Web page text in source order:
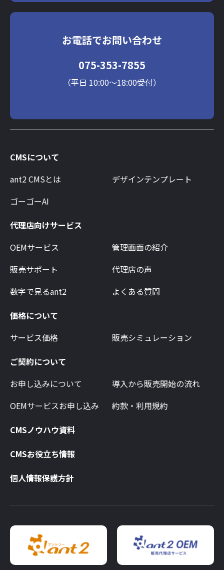
お電話でお問い合わせ
075-353-7855
（平日 10:00～18:00受付）
CMSについて
ant2 CMSとは
デザインテンプレート
ゴーゴーAI
代理店向けサービス
OEMサービス
管理画面の紹介
販売サポート
代理店の声
数字で見るant2
よくある質問
価格について
サービス価格
販売シミュレーション
ご契約について
お申し込みについて
導入から販売開始の流れ
OEMサービスお申し込み
約款・利用規約
CMSノウハウ資料
CMSお役立ち情報
個人情報保護方針